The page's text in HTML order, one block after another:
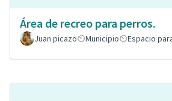
Área de recreo para perros.
Juan picazo
Municipio Espacio